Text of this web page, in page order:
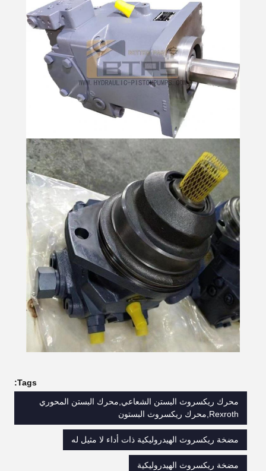
Tags:
محرك ريكسروث البستن الشعاعي,محرك البستن المحوري
Rexroth,محرك ريكسروث البستون
مضخة ريكسروث الهيدروليكية ذات أداء لا مثيل له
مضخة ريكسروث الهيدروليكية